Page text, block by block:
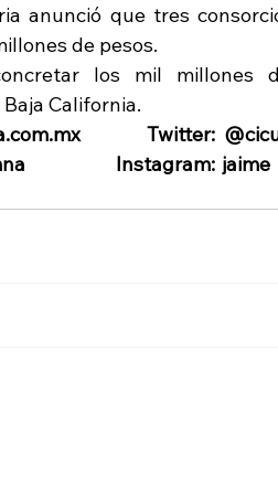
anunció que tres
de pesos.
los mil millones
California.
Twitter:
Instagram: